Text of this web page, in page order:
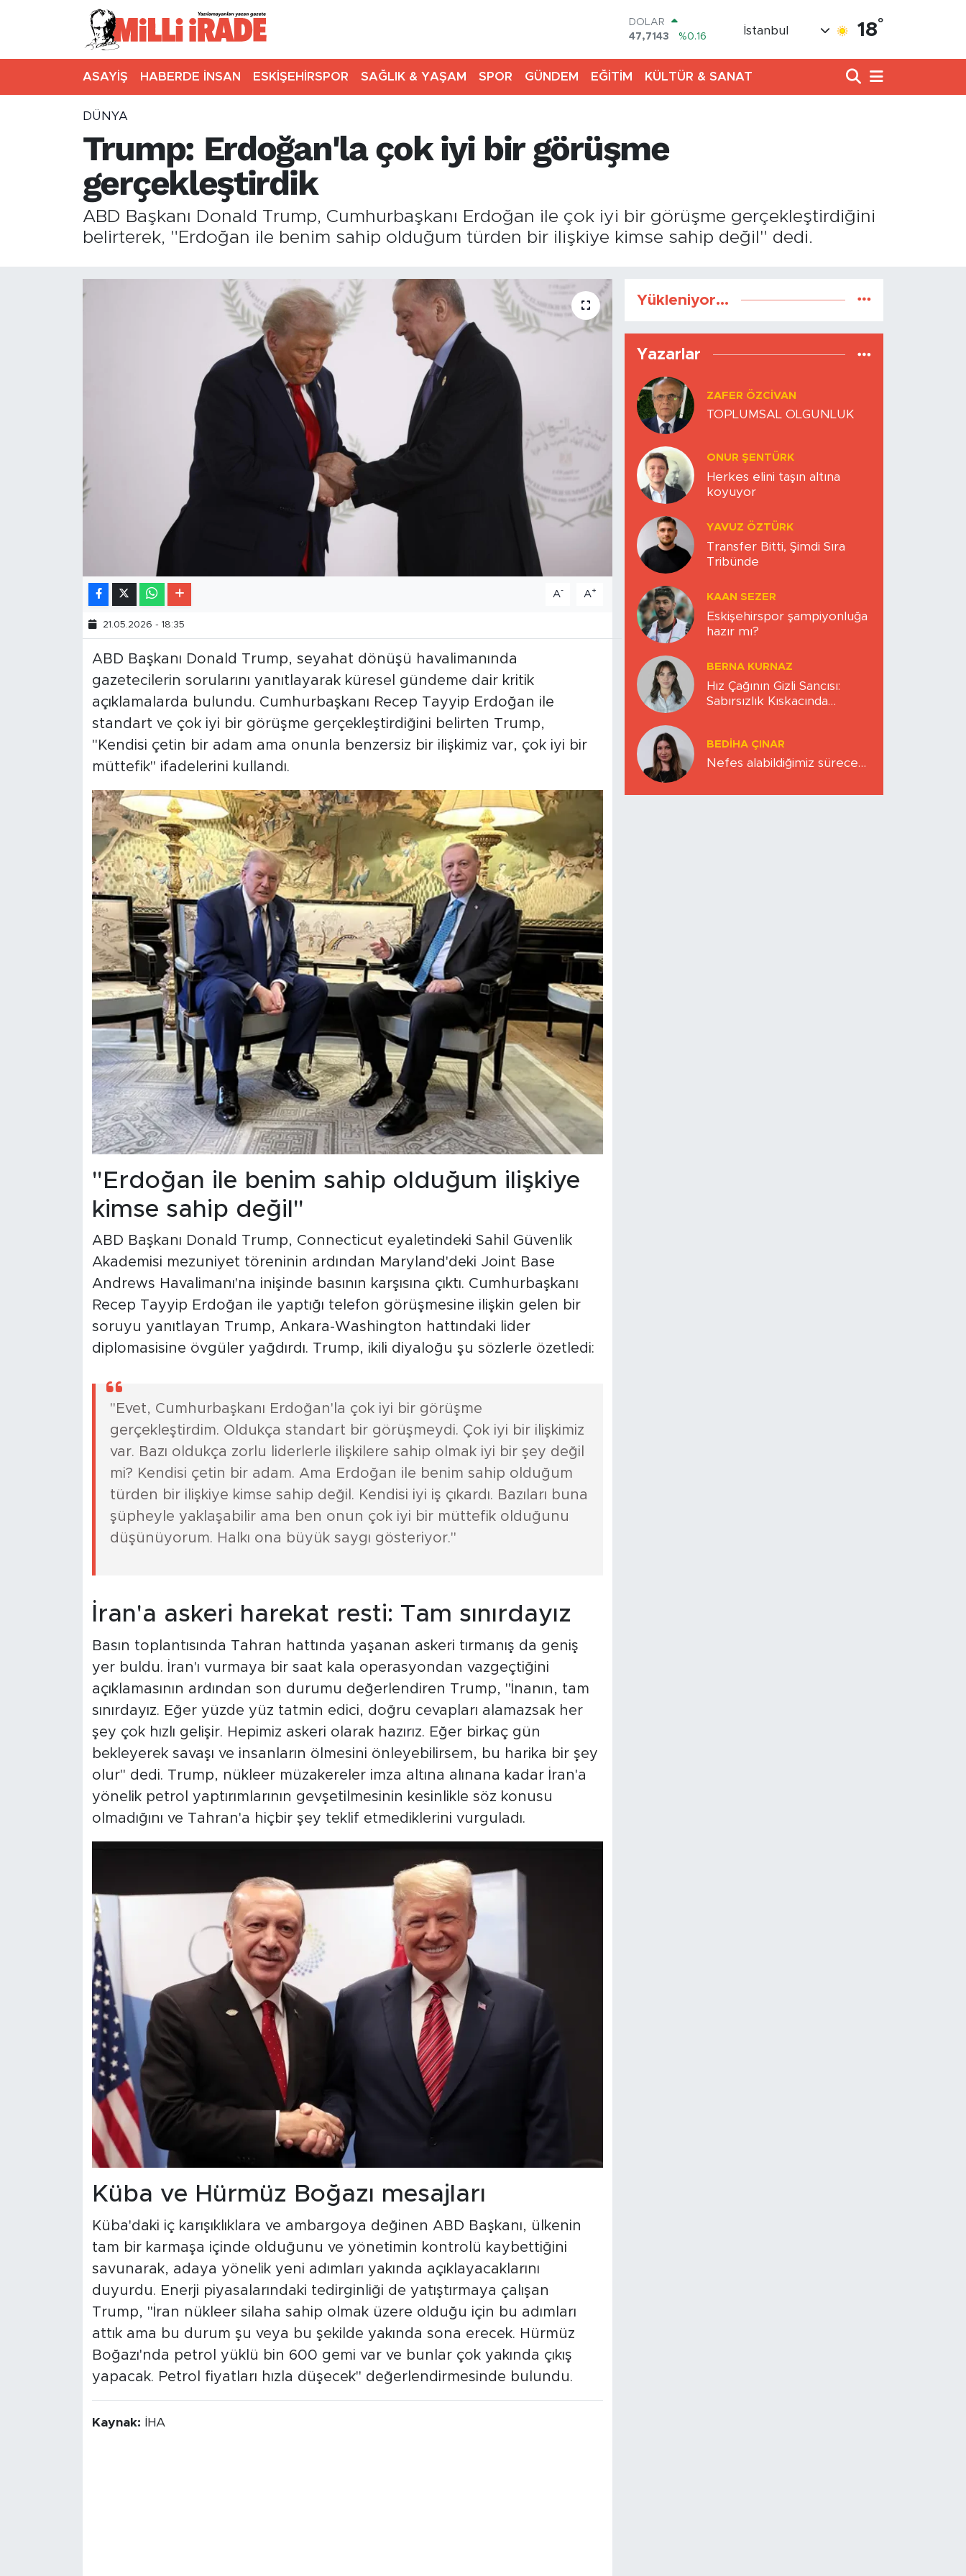
DOLAR
47,7143
%0.16
STERLİN
64,2463
%0.07
13.799
İstanbul 18°
ASAYİŞ HABERDE İNSAN ESKİŞEHİRSPOR SAĞLIK & YAŞAM SPOR GÜNDEM EĞİTİM KÜLTÜR & SANAT
DÜNYA
Trump: Erdoğan'la çok iyi bir görüşme
gerçekleştirdik
ABD Başkanı Donald Trump, Cumhurbaşkanı Erdoğan ile çok iyi bir görüşme gerçekleştirdiğini
belirterek, "Erdoğan ile benim sahip olduğum türden bir ilişkiye kimse sahip değil" dedi.
A- A+
21.05.2026 - 18:35
ABD Başkanı Donald Trump, seyahat dönüşü havalimanında
gazetecilerin sorularını yanıtlayarak küresel gündeme dair kritik
açıklamalarda bulundu. Cumhurbaşkanı Recep Tayyip Erdoğan ile
standart ve çok iyi bir görüşme gerçekleştirdiğini belirten Trump,
"Kendisi çetin bir adam ama onunla benzersiz bir ilişkimiz var, çok iyi bir
müttefik" ifadelerini kullandı.
"Erdoğan ile benim sahip olduğum ilişkiye
kimse sahip değil"
ABD Başkanı Donald Trump, Connecticut eyaletindeki Sahil Güvenlik
Akademisi mezuniyet töreninin ardından Maryland'deki Joint Base
Andrews Havalimanı'na inişinde basının karşısına çıktı. Cumhurbaşkanı
Recep Tayyip Erdoğan ile yaptığı telefon görüşmesine ilişkin gelen bir
soruyu yanıtlayan Trump, Ankara-Washington hattındaki lider
diplomasisine övgüler yağdırdı. Trump, ikili diyaloğu şu sözlerle özetledi:
"Evet, Cumhurbaşkanı Erdoğan'la çok iyi bir görüşme
gerçekleştirdim. Oldukça standart bir görüşmeydi. Çok iyi bir ilişkimiz
var. Bazı oldukça zorlu liderlerle ilişkilere sahip olmak iyi bir şey değil
mi? Kendisi çetin bir adam. Ama Erdoğan ile benim sahip olduğum
türden bir ilişkiye kimse sahip değil. Kendisi iyi iş çıkardı. Bazıları buna
şüpheyle yaklaşabilir ama ben onun çok iyi bir müttefik olduğunu
düşünüyorum. Halkı ona büyük saygı gösteriyor."
İran'a askeri harekat resti: Tam sınırdayız
Basın toplantısında Tahran hattında yaşanan askeri tırmanış da geniş
yer buldu. İran'ı vurmaya bir saat kala operasyondan vazgeçtiğini
açıklamasının ardından son durumu değerlendiren Trump, "İnanın, tam
sınırdayız. Eğer yüzde yüz tatmin edici, doğru cevapları alamazsak her
şey çok hızlı gelişir. Hepimiz askeri olarak hazırız. Eğer birkaç gün
bekleyerek savaşı ve insanların ölmesini önleyebilirsem, bu harika bir şey
olur" dedi. Trump, nükleer müzakereler imza altına alınana kadar İran'a
yönelik petrol yaptırımlarının gevşetilmesinin kesinlikle söz konusu
olmadığını ve Tahran'a hiçbir şey teklif etmediklerini vurguladı.
Küba ve Hürmüz Boğazı mesajları
Küba'daki iç karışıklıklara ve ambargoya değinen ABD Başkanı, ülkenin
tam bir karmaşa içinde olduğunu ve yönetimin kontrolü kaybettiğini
savunarak, adaya yönelik yeni adımları yakında açıklayacaklarını
duyurdu. Enerji piyasalarındaki tedirginliği de yatıştırmaya çalışan
Trump, "İran nükleer silaha sahip olmak üzere olduğu için bu adımları
attık ama bu durum şu veya bu şekilde yakında sona erecek. Hürmüz
Boğazı'nda petrol yüklü bin 600 gemi var ve bunlar çok yakında çıkış
yapacak. Petrol fiyatları hızla düşecek" değerlendirmesinde bulundu.
Kaynak: İHA
Yükleniyor...
Yazarlar
ZAFER ÖZCIVAN
TOPLUMSAL OLGUNLUK
ONUR ŞENTÜRK
Herkes elini taşın altına
koyuyor
YAVUZ ÖZTÜRK
Transfer Bitti, Şimdi Sıra
Tribünde
KAAN SEZER
Eskişehirspor şampiyonluğa
hazır mı?
BERNA KURNAZ
Hız Çağının Gizli Sancısı:
Sabırsızlık Kıskacında
BEDIHA ÇINAR
Nefes alabildiğimiz sürece…